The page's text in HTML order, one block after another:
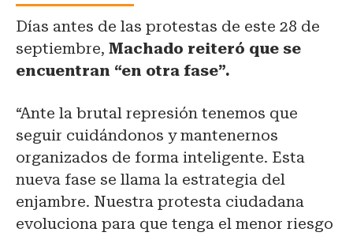
Días antes de las protestas de este 28 de
septiembre, Machado reiteró que se
encuentran “en otra fase”.
“Ante la brutal represión tenemos que
seguir cuidándonos y mantenernos
organizados de forma inteligente. Esta
nueva fase se llama la estrategia del
enjambre. Nuestra protesta ciudadana
evoluciona para que tenga el menor riesgo